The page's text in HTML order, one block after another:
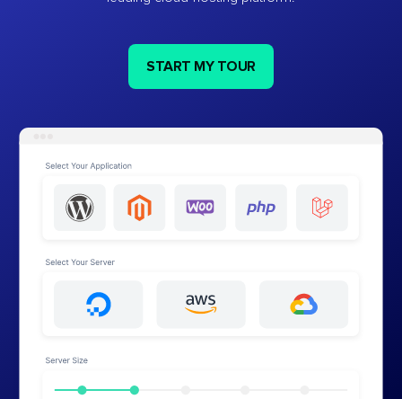
START MY TOUR